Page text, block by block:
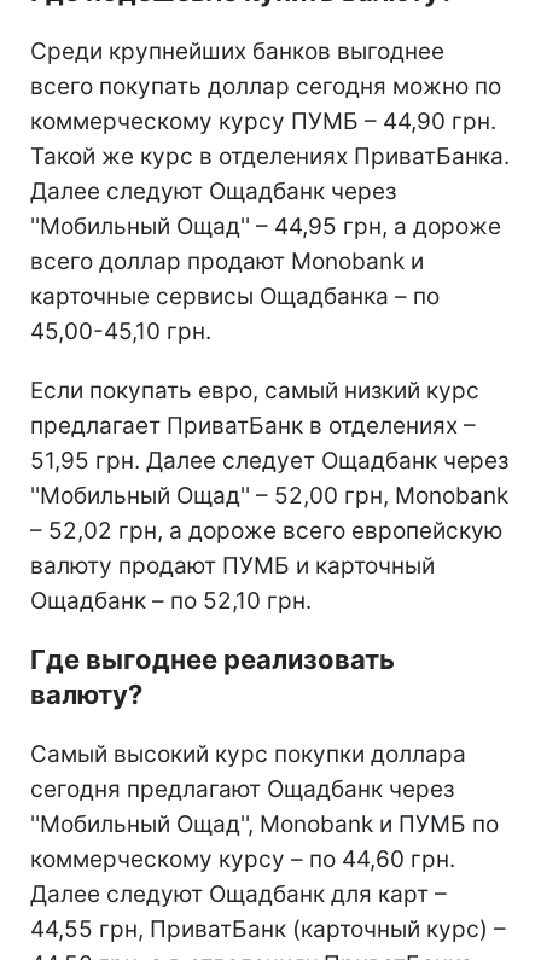
Среди крупнейших банков выгоднее
всего покупать доллар сегодня можно по
коммерческому курсу ПУМБ – 44,90 грн.
Такой же курс в отделениях ПриватБанка.
Далее следуют Ощадбанк через
''Мобильный Ощад'' – 44,95 грн, а дороже
всего доллар продают Monobank и
карточные сервисы Ощадбанка – по
45,00-45,10 грн.
Если покупать евро, самый низкий курс
предлагает ПриватБанк в отделениях –
51,95 грн. Далее следует Ощадбанк через
''Мобильный Ощад'' – 52,00 грн, Monobank
– 52,02 грн, а дороже всего европейскую
валюту продают ПУМБ и карточный
Ощадбанк – по 52,10 грн.
Где выгоднее реализовать
валюту?
Самый высокий курс покупки доллара
сегодня предлагают Ощадбанк через
''Мобильный Ощад'', Monobank и ПУМБ по
коммерческому курсу – по 44,60 грн.
Далее следуют Ощадбанк для карт –
44,55 грн, ПриватБанк (карточный курс) –